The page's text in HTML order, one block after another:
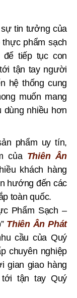
tin tưởng của
phẩm sạch
tiếp tục con
tận tay người
hệ thống cung
muốn mang
dùng nhiều hơn
phẩm uy tín,
của Thiên Ân
khách hàng
hướng đến các
toàn quốc.
Phẩm Sạch –
Thiên Ân Phát
cầu của Quý
chuyên nghiệp
gian giao hàng
tận tay Quý